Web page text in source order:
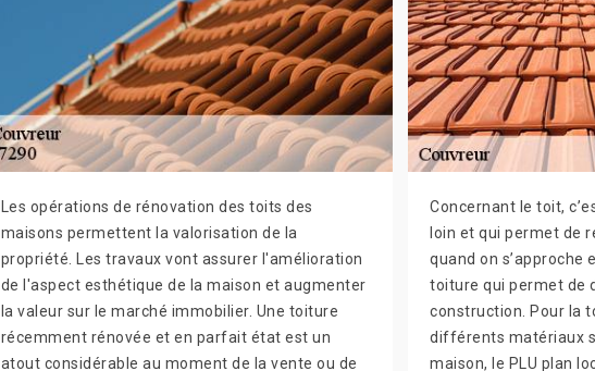
Les opérations de rénovation des toits des
maisons permettent la valorisation de la
propriété. Les travaux vont assurer l'amélioration
de l'aspect esthétique de la maison et augmenter
la valeur sur le marché immobilier. Une toiture
récemment rénovée et en parfait état est un
atout considérable au moment de la vente ou de
Concernant le toit,
loin et qui permet de
quand on s’approche
toiture qui permet de
construction. Pour la
différents matériaux
maison, le PLU plan